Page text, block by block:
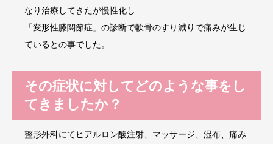
なり治療してきたが慢性化し
「変形性膝関節症」の診断で軟骨のすり減りで痛みが生じ
ているとの事でした。
その症状に対してどのような事をし
てきましたか？
整形外科にてヒアルロン酸注射、マッサージ、湿布、痛み